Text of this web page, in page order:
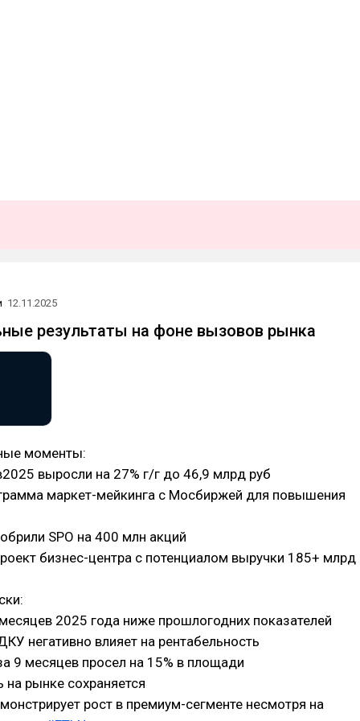
12.11.2025
результаты на фоне вызовов рынка
моменты:
выросли на 27% г/г до 46,9 млрд руб
маркет-мейкинга с Мосбиржей для повышения
SPO на 400 млн акций
бизнес-центра с потенциалом выручки 185+ млрд
2025 года ниже прошлогодних показателей
негативно влияет на рентабельность
9 месяцев просел на 15% в площади
на рынке сохраняется
рост в премиум-сегменте несмотря на